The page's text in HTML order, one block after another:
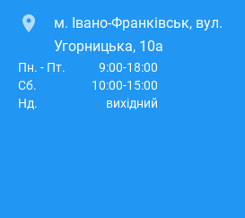
м. Івано-Франківськ, вул.
Угорницька, 10а
Пн. - Пт.
9:00-18:00
Сб.
10:00-15:00
Нд.
вихідний